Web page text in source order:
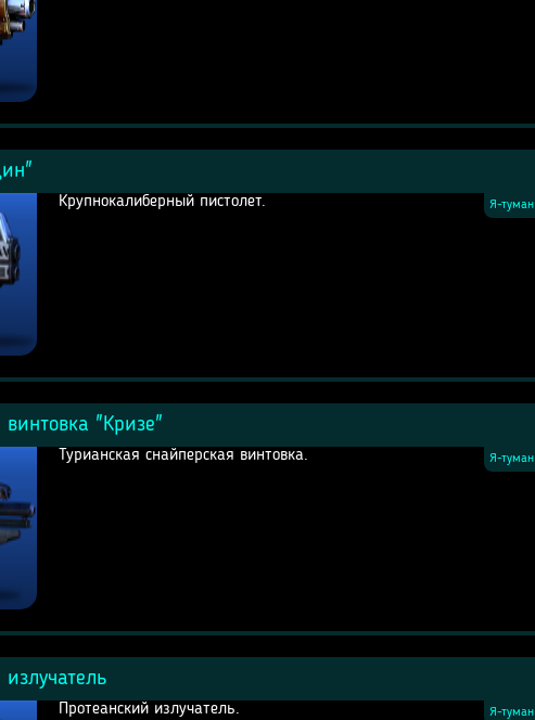
Я-туман
Крупнокалиберный пистолет.
винтовка "Кризе"
Я-туман
Турианская снайперская винтовка.
Я-туман
Протеанский излучатель.